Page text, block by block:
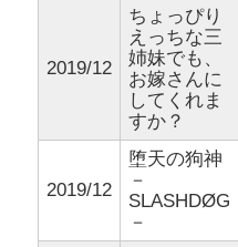
2019/12
ちょっぴり
えっちな三
姉妹でも、
お嫁さんに
してくれま
すか？
2019/12
堕天の狗神
－
SLASHDØG
－